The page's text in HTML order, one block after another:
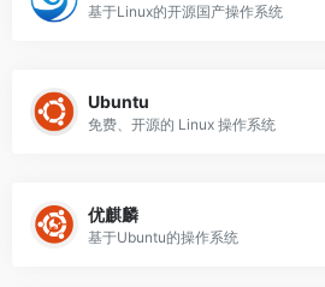
基于Linux的开源国产操作系统
Ubuntu
免费、开源的 Linux 操作系统
优麒麟
基于Ubuntu的操作系统